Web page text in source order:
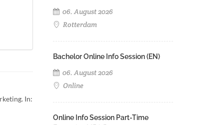
In:
06. August 2026
Rotterdam
Bachelor Online Info Session (EN)
06. August 2026
Online
Online Info Session Part-Time